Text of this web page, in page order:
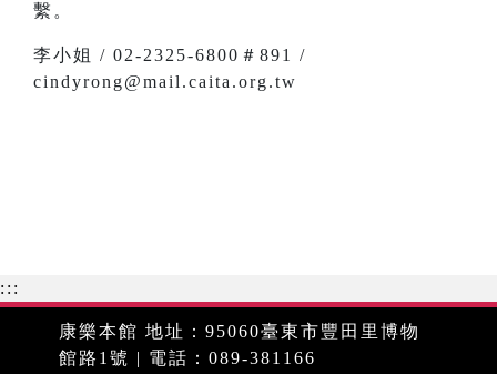
繫。
李小姐 / 02-2325-6800＃891 /
cindyrong@mail.caita.org.tw
:::
康樂本館 地址：95060臺東市豐田里博物
館路1號 | 電話：089-381166